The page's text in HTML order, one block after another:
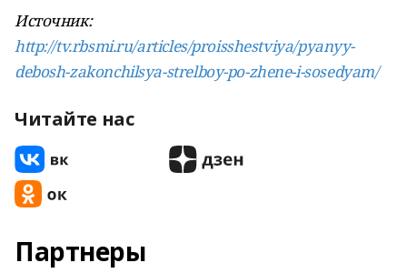
Источник:
http://tv.rbsmi.ru/articles/proisshestviya/pyanyy-
debosh-zakonchilsya-strelboy-po-zhene-i-sosedyam/
Читайте нас
Партнеры